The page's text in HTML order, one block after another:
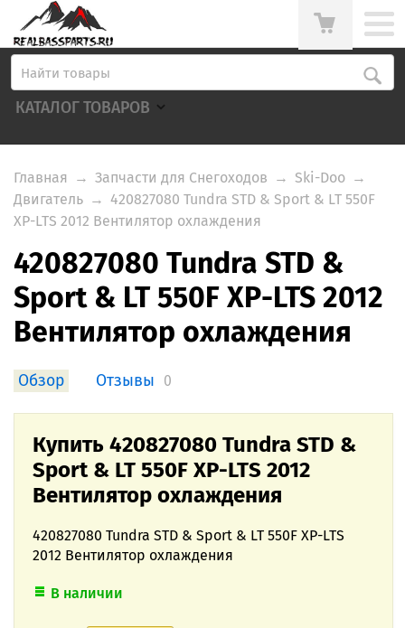
КАТАЛОГ ТОВАРОВ
Главная → Запчасти для Снегоходов → Ski-Doo →
Двигатель → 420827080 Tundra STD & Sport & LT 550F
XP-LTS 2012 Вентилятор охлаждения
420827080 Tundra STD &
Sport & LT 550F XP-LTS 2012
Вентилятор охлаждения
Обзор Отзывы 0
Купить 420827080 Tundra STD &
Sport & LT 550F XP-LTS 2012
Вентилятор охлаждения
420827080 Tundra STD & Sport & LT 550F XP-LTS
2012 Вентилятор охлаждения
В наличии